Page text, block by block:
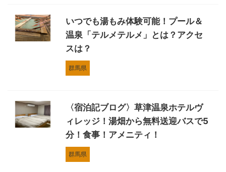
いつでも湯もみ体験可能！プール＆
温泉「テルメテルメ」とは？アクセ
スは？
群馬県
〈宿泊記ブログ〉草津温泉ホテルヴ
ィレッジ！湯畑から無料送迎バスで5
分！食事！アメニティ！
群馬県